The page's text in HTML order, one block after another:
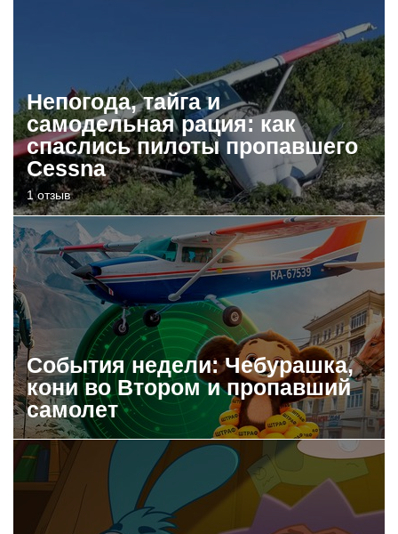
Непогода, тайга и
самодельная рация: как
спаслись пилоты пропавшего
Cessna
1 отзыв
События недели: Чебурашка,
кони во Втором и пропавший
самолет